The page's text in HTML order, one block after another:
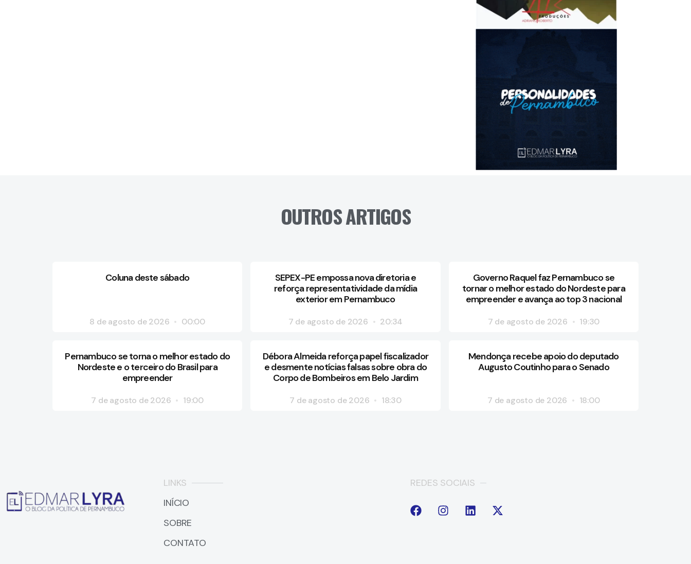
OUTROS ARTIGOS
Coluna deste sábado
8 de agosto de 2026 00:00
SEPEX-PE empossa nova diretoria e
reforça representatividade da mídia
exterior em Pernambuco
7 de agosto de 2026 20:34
Governo Raquel faz Pernambuco se
tornar o melhor estado do Nordeste para
empreender e avança ao top 3 nacional
7 de agosto de 2026 19:30
Pernambuco se torna o melhor estado do
Nordeste e o terceiro do Brasil para
empreender
7 de agosto de 2026 19:00
Débora Almeida reforça papel fiscalizador
e desmente notícias falsas sobre obra do
Corpo de Bombeiros em Belo Jardim
7 de agosto de 2026 18:30
Mendonça recebe apoio do deputado
Augusto Coutinho para o Senado
7 de agosto de 2026 18:00
LINKS
INÍCIO
SOBRE
CONTATO
REDES SOCIAIS